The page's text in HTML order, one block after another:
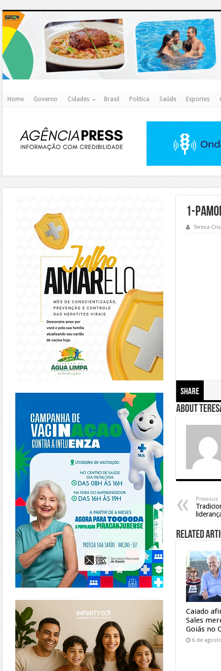
Home Governo Cidades Brasil Politica Saúde Esportes
1-
Teresa
Share
About
Previous
Related
Caiado
Sales
Goiás no
6 de
https://piracanjuba.go.gov.br/
https://www.infinitygo.com.br/